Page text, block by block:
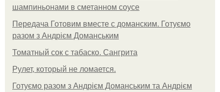
шампиньонами в сметанном соусе
Передача Готовим вместе с доманским. Готуємо
разом з Андрієм Доманським
Томатный сок с табаско. Сангрита
Рулет, который не ломается.
Готуємо разом з Андрієм Доманським та Андрієм